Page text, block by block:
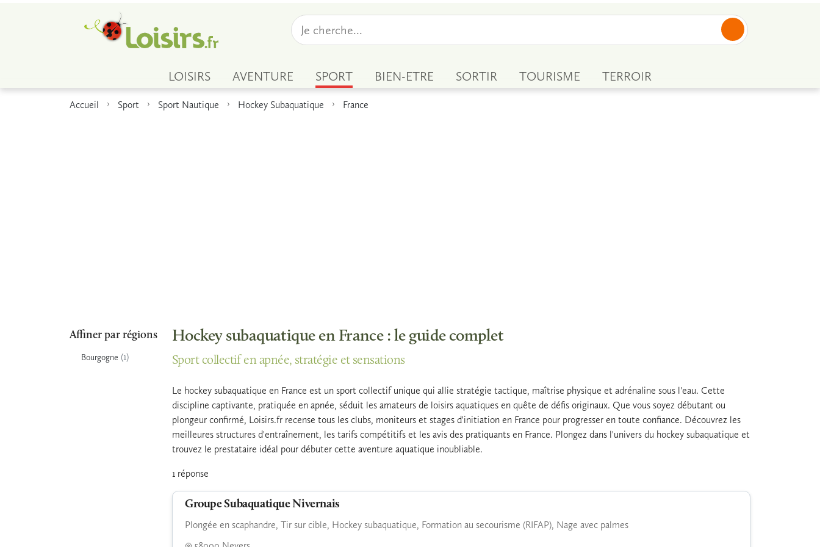
LOISIRS AVENTURE SPORT BIEN-ETRE SORTIR TOURISME TERROIR
Accueil Sport Sport Nautique Hockey Subaquatique France
Affiner par régions
Bourgogne (1)
Hockey subaquatique en France : le guide complet
Sport collectif en apnée, stratégie et sensations
Le hockey subaquatique en France est un sport collectif unique qui allie stratégie tactique, maîtrise physique et adrénaline sous l'eau. Cette
discipline captivante, pratiquée en apnée, séduit les amateurs de loisirs aquatiques en quête de défis originaux. Que vous soyez débutant ou
plongeur confirmé, Loisirs.fr recense tous les clubs, moniteurs et stages d'initiation en France pour progresser en toute confiance. Découvrez les
meilleures structures d'entraînement, les tarifs compétitifs et les avis des pratiquants en France. Plongez dans l'univers du hockey subaquatique et
trouvez le prestataire idéal pour débuter cette aventure aquatique inoubliable.
1 réponse
Groupe Subaquatique Nivernais
Plongée en scaphandre, Tir sur cible, Hockey subaquatique, Formation au secourisme (RIFAP), Nage avec palmes